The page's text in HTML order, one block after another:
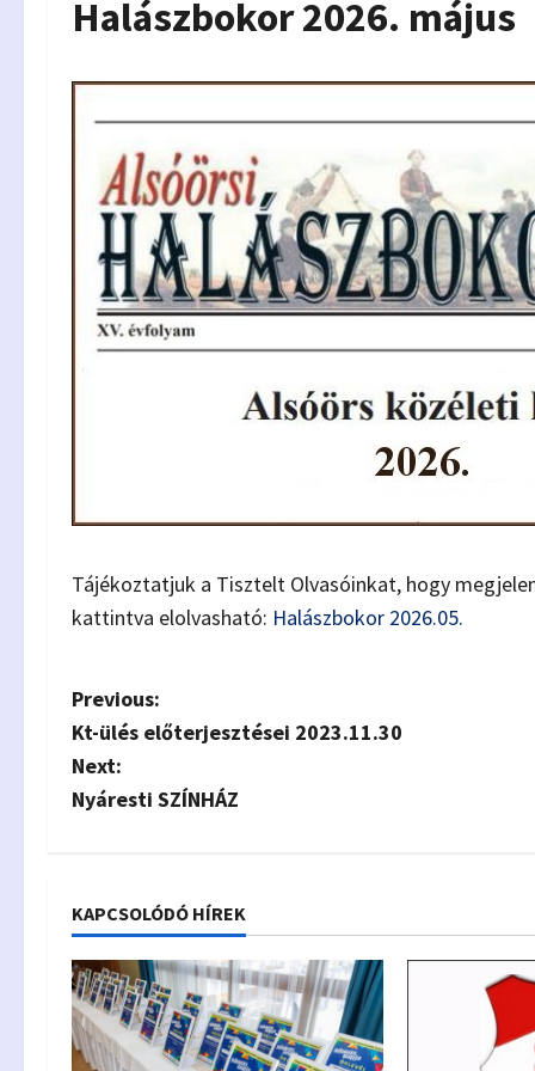
Halászbokor 2026. május
Tájékoztatjuk a Tisztelt Olvasóinkat, hogy
kattintva elolvasható: Halászbokor 2026.05.
P
o
s
n
a
v
i
Previous:
Kt-ülés előterjesztései 2023.11.30
Next:
Nyáresti SZÍNHÁZ
KAPCSOLÓDÓ HÍREK